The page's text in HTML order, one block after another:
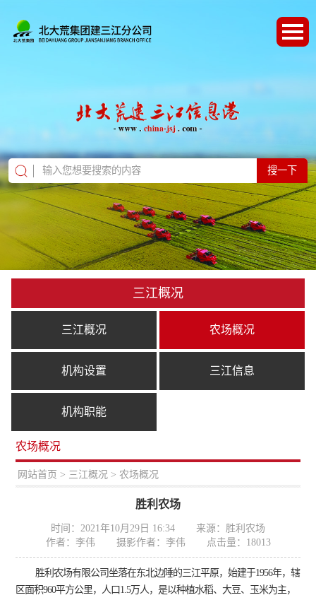
搜一下
三江概况
三江概况 农场概况
机构设置 三江信息
机构职能
农场概况
网站首页 > 三江概况 > 农场概况
胜利农场
时间：2021年10月29日 16:34
来源：胜利农场
作者：李伟
摄影作者：李伟 点击量： 18013
胜利农场有限公司坐落在东北边陲的三江平原，始建于1956年，辖
区面积960平方公里，人口1.5万人，是以种植水稻、大豆、玉米为主，